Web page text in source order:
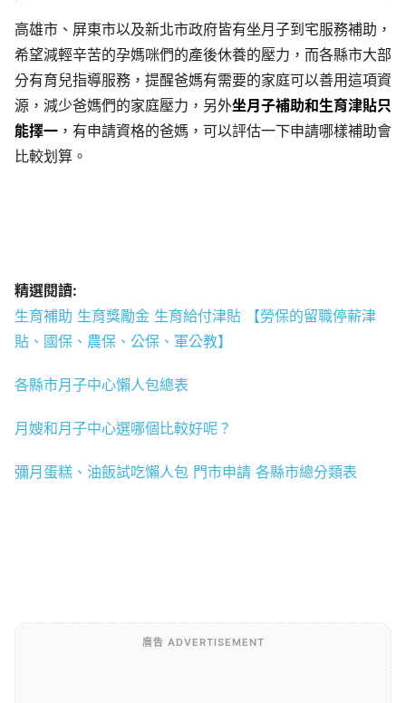
高雄市、屏東市以及新北市政府皆有坐月子到宅服務補助，
希望減輕辛苦的孕媽咪們的產後休養的壓力，而各縣市大部
分有育兒指導服務，提醒爸媽有需要的家庭可以善用這項資
源，減少爸媽們的家庭壓力，另外坐月子補助和生育津貼只
能擇一 ，有申請資格的爸媽，可以評估一下申請哪樣補助會
比較划算。
精選閱讀:
生育補助 生育獎勵金 生育給付津貼 【勞保的留職停薪津
貼、國保、農保、公保、軍公教】
各縣市月子中心懶人包總表
月嫂和月子中心選哪個比較好呢？
彌月蛋糕、油飯試吃懶人包 門市申請 各縣市總分類表
廣告 ADVERTISEMENT